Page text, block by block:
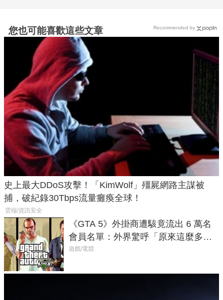
您也可能喜歡這些文章
史上最大DDoS攻擊！「KimWolf」殭屍網路主謀被
捕，破紀錄30Tbps流量癱瘓全球！
雲端/資訊安全
《GTA 5》外掛商遭駭竟流出 6 萬名
會員名單：外界驚呼「原來這麼多人
在開掛！」
遊戲/電競
Recommended by